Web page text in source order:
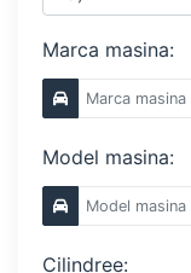
Marca masina:
Model masina:
Cilindree: